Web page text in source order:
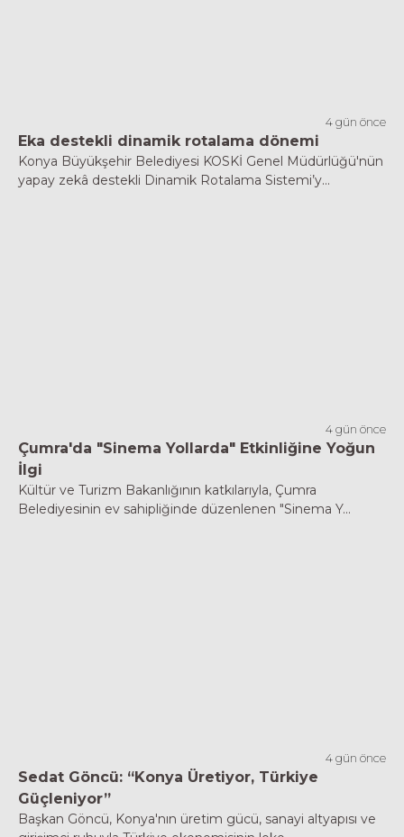
4 gün önce
Eka destekli dinamik rotalama dönemi
Konya Büyükşehir Belediyesi KOSKİ Genel Müdürlüğü'nün
yapay zekâ destekli Dinamik Rotalama Sistemi’y...
4 gün önce
Çumra'da "Sinema Yollarda" Etkinliğine Yoğun
İlgi
Kültür ve Turizm Bakanlığının katkılarıyla, Çumra
Belediyesinin ev sahipliğinde düzenlenen "Sinema Y...
4 gün önce
Sedat Göncü: “Konya Üretiyor, Türkiye
Güçleniyor”
Başkan Göncü, Konya'nın üretim gücü, sanayi altyapısı ve